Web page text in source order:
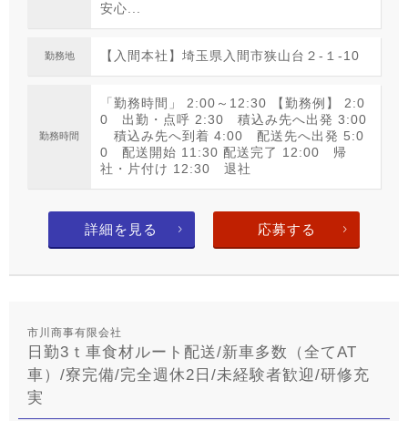
安心...
勤務地 【入間本社】埼玉県入間市狭山台２‐１‐10
勤務時間
「勤務時間」 2:00～12:30 【勤務例】 2:0
0 出勤・点呼 2:30 積込み先へ出発 3:00
積込み先へ到着 4:00 配送先へ出発 5:0
0 配送開始 11:30 配送完了 12:00 帰
社・片付け 12:30 退社
詳細を見る 応募する
市川商事有限会社
日勤3ｔ車食材ルート配送/新車多数（全てAT
車）/寮完備/完全週休2日/未経験者歓迎/研修充
実